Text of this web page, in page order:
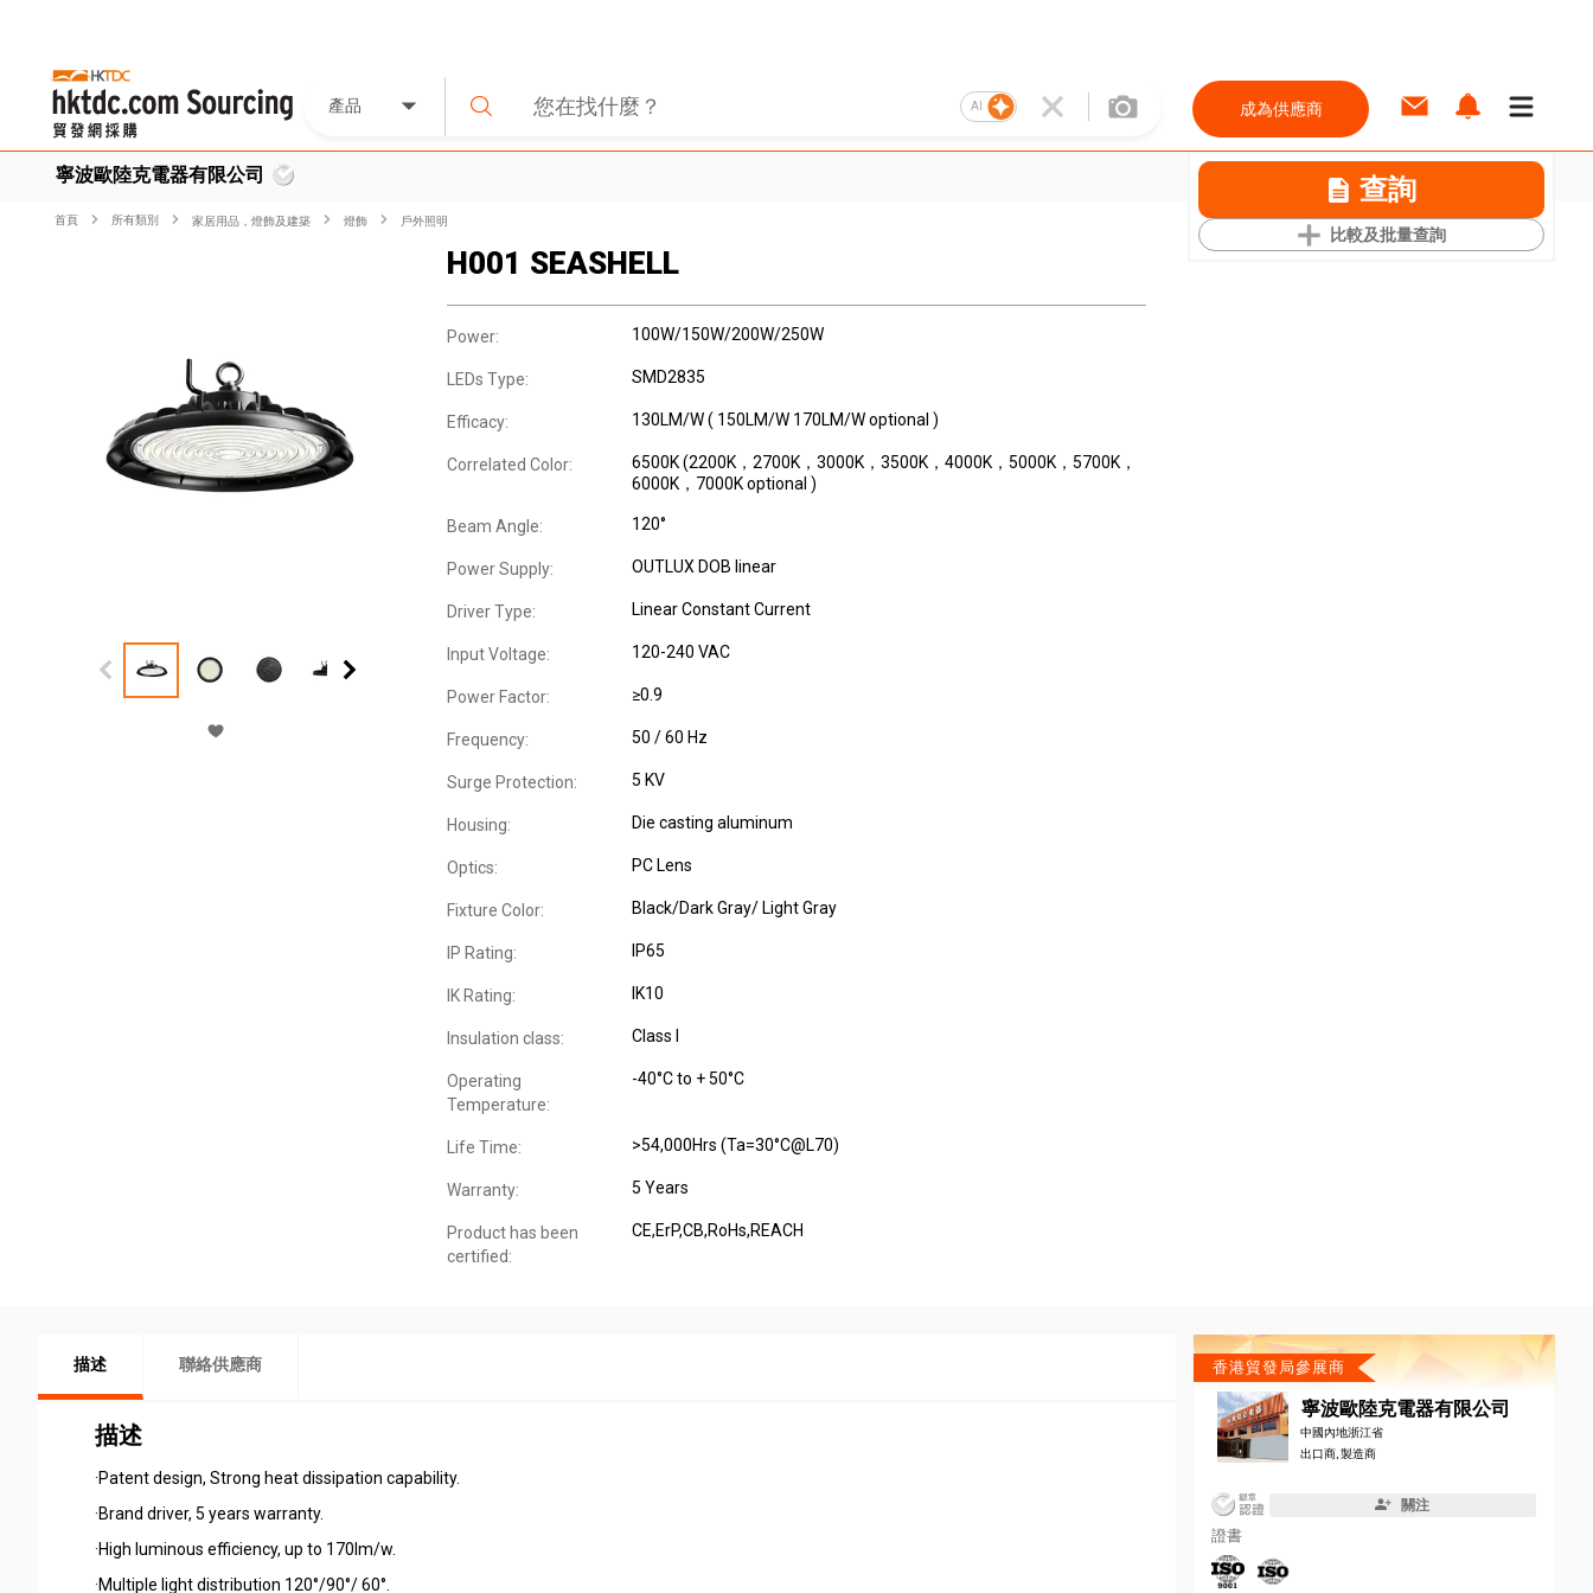
產品 AI 成為供應商
寧波歐陸克電器有限公司 查詢
比較及批量查詢
首頁 所有類別 家居用品，燈飾及建築 燈飾 戶外照明
H001 SEASHELL
Power: 100W/150W/200W/250W
LEDs Type: SMD2835
Efficacy: 130LM/W ( 150LM/W 170LM/W optional )
Correlated Color:
6500K (2200K，2700K，3000K，3500K，4000K，5000K，5700K，
6000K，7000K optional )
Beam Angle: 120°
Power Supply: OUTLUX DOB linear
Driver Type: Linear Constant Current
Input Voltage: 120-240 VAC
Power Factor: ≥0.9
Frequency: 50 / 60 Hz
Surge Protection: 5 KV
Housing: Die casting aluminum
Optics: PC Lens
Fixture Color: Black/Dark Gray/ Light Gray
IP Rating: IP65
IK Rating: IK10
Insulation class: Class I
Operating
Temperature:
-40°C to + 50°C
Life Time: >54,000Hrs (Ta=30°C@L70)
Warranty: 5 Years
Product has been
certified:
CE,ErP,CB,RoHs,REACH
描述 聯絡供應商
描述
·Patent design, Strong heat dissipation capability.
·Brand driver, 5 years warranty.
·High luminous efficiency, up to 170lm/w.
·Multiple light distribution 120°/90°/ 60°.
香港貿發局參展商
寧波歐陸克電器有限公司
中國內地浙江省
出口商, 製造商
關注
證書